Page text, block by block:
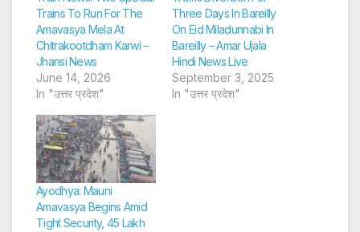
Trains To Run For The
Amavasya Mela At
Chitrakootdham Karwi –
Jhansi News
June 14, 2026
In "उत्तर प्रदेश"
Three Days In Bareilly
On Eid Miladunnabi In
Bareilly – Amar Ujala
Hindi News Live
September 3, 2025
In "उत्तर प्रदेश"
Ayodhya: Mauni
Amavasya Begins Amid
Tight Security, 45 Lakh